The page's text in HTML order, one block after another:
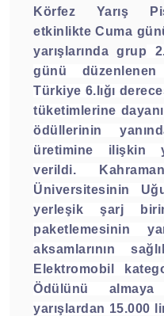
Körfez Yarış
etkinlikte Cuma
yarışlarında grup
günü
Türkiye 6.lığı
tüketimlerine
ödüllerinin
üretimine ilişkin
verildi.
Üniversitesinin
yerleşik şarj
paketlemesinin
aksamlarının
Elektromobil
Ödülünü
yarışlardan 15.000